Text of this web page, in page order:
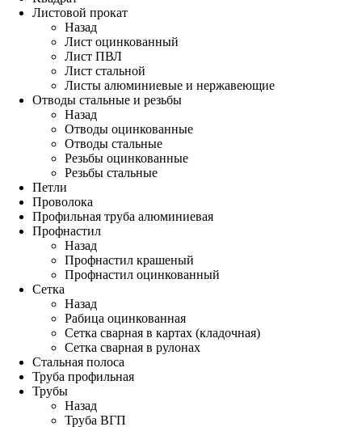
Листовой прокат
Назад
Лист оцинкованный
Лист ПВЛ
Лист стальной
Листы алюминиевые и нержавеющие
Отводы стальные и резьбы
Назад
Отводы оцинкованные
Отводы стальные
Резьбы оцинкованные
Резьбы стальные
Петли
Проволока
Профильная труба алюминиевая
Профнастил
Назад
Профнастил крашеный
Профнастил оцинкованный
Сетка
Назад
Рабица оцинкованная
Сетка сварная в картах (кладочная)
Сетка сварная в рулонах
Стальная полоса
Труба профильная
Трубы
Назад
Труба ВГП